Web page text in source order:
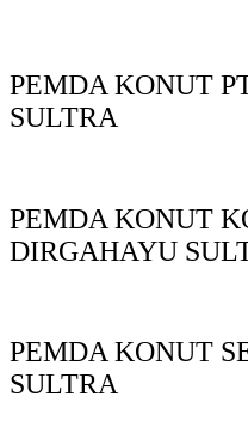
PEMDA KONUT
SULTRA
PEMDA KONUT
DIRGAHAYU
PEMDA KONUT
SULTRA